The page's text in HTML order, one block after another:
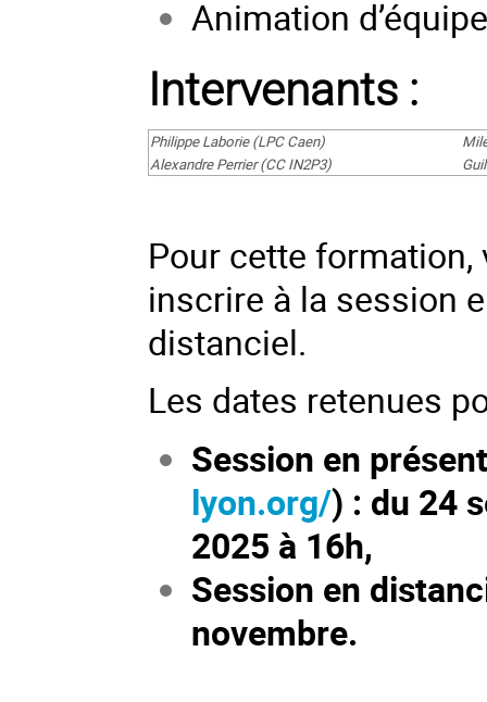
Animation
Intervenants :
Philippe Laborie (LPC Caen)
Alexandre Perrier (CC IN2P3)
Pour cette
inscrire à la session
distanciel.
Les dates retenues
Session en
lyon.org/) : du 24
2025 à 16h,
Session en
novembre.